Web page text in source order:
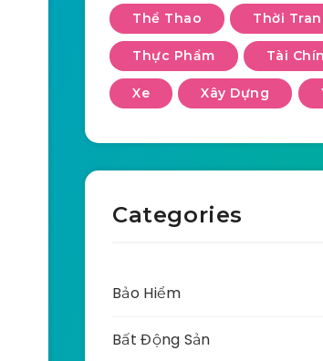
Thể Thao Thời
Thực Phẩm Tài
Xe Xây Dựng
Categories
Bảo Hiểm
Bất Động Sản